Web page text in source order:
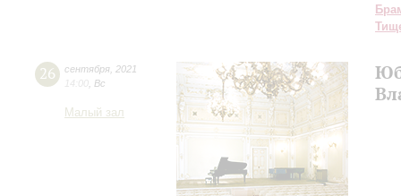
26 сентября 2021
14:00 Вс
Малый зал